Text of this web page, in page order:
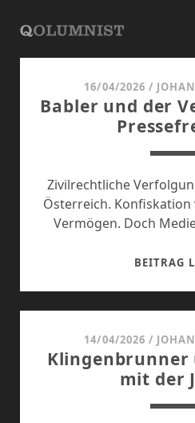
Beiträge
16/04/2026 /
Babler und der
Zivilrechtliche
Österreich.
Vermögen. Doch
BEITRAG
14/04/2026 /
Klingenbrunner
mit der